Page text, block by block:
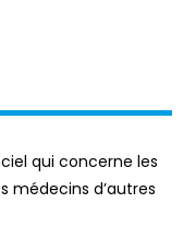
qui concerne les
médecins d’autres